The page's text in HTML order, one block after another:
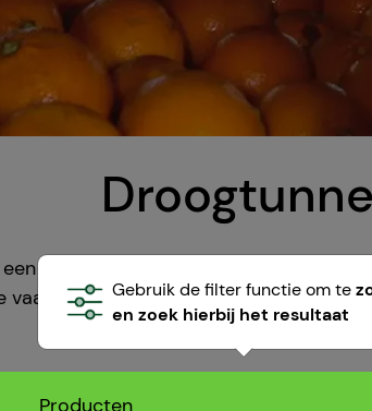
droogtunnel die de wax droogt en
een luchtvochtigheid
product te faciliteren.
Gebruik de filter functie om te
en zoek hierbij het resultaat